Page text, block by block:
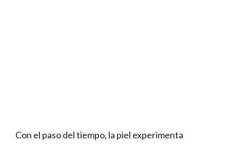
Con el paso del tiempo, la piel experimenta